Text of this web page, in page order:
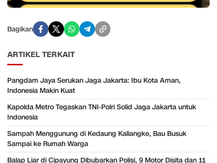
Bagikan
ARTIKEL TERKAIT
Pangdam Jaya Serukan Jaga Jakarta: Ibu Kota Aman,
Indonesia Makin Kuat
Kapolda Metro Tegaskan TNI-Polri Solid Jaga Jakarta untuk
Indonesia
Sampah Menggunung di Kedaung Kaliangke, Bau Busuk
Sampai ke Rumah Warga
Balap Liar di Cipayung Dibubarkan Polisi, 9 Motor Disita dan 11